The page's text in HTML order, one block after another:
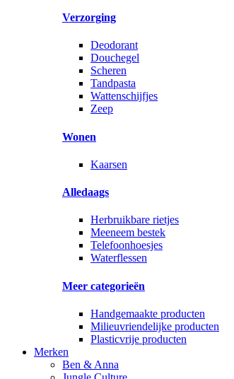
Verzorging
Deodorant
Douchegel
Scheren
Tandpasta
Wattenschijfjes
Zeep
Wonen
Kaarsen
Alledaags
Herbruikbare rietjes
Meeneem bestek
Telefoonhoesjes
Waterflessen
Meer categorieën
Handgemaakte producten
Milieuvriendelijke producten
Plasticvrije producten
Merken
Ben & Anna